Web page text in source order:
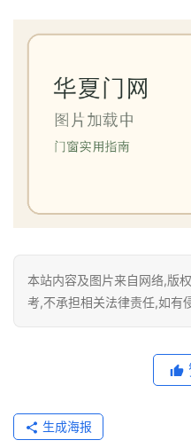
卫
间
门
庭
铸
本站内容及图片来自网络,版
考,不承担相关法律责任,如
生成海报